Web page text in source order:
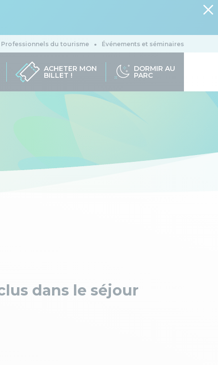
Professionnels du tourisme Événements et séminaires
ACHETER MON
BILLET !
DORMIR AU
PARC
dans le séjour